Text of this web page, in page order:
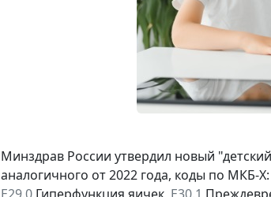
Минздрав России утвердил новый
аналогичного от 2022 года, коды по МКБ-Х: